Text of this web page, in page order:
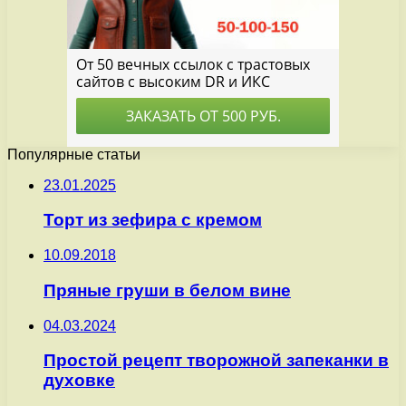
Популярные статьи
23.01.2025
Торт из зефира с кремом
10.09.2018
Пряные груши в белом вине
04.03.2024
Простой рецепт творожной запеканки в
духовке